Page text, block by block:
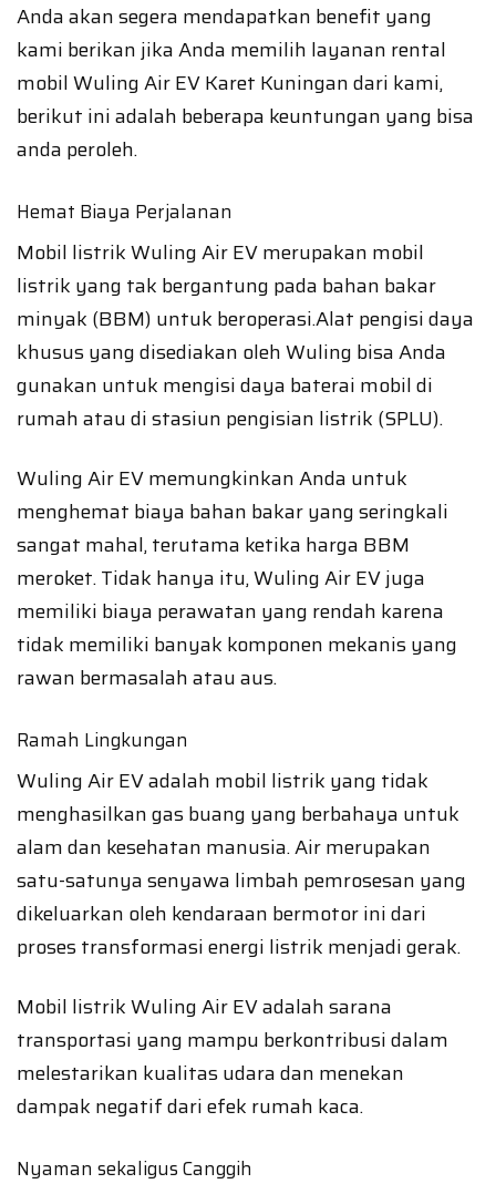
Anda akan segera mendapatkan benefit yang
kami berikan jika Anda memilih layanan rental
mobil Wuling Air EV Karet Kuningan dari kami,
berikut ini adalah beberapa keuntungan yang bisa
anda peroleh.
Hemat Biaya Perjalanan
Mobil listrik Wuling Air EV merupakan mobil
listrik yang tak bergantung pada bahan bakar
minyak (BBM) untuk beroperasi.Alat pengisi daya
khusus yang disediakan oleh Wuling bisa Anda
gunakan untuk mengisi daya baterai mobil di
rumah atau di stasiun pengisian listrik (SPLU).
Wuling Air EV memungkinkan Anda untuk
menghemat biaya bahan bakar yang seringkali
sangat mahal, terutama ketika harga BBM
meroket. Tidak hanya itu, Wuling Air EV juga
memiliki biaya perawatan yang rendah karena
tidak memiliki banyak komponen mekanis yang
rawan bermasalah atau aus.
Ramah Lingkungan
Wuling Air EV adalah mobil listrik yang tidak
menghasilkan gas buang yang berbahaya untuk
alam dan kesehatan manusia. Air merupakan
satu-satunya senyawa limbah pemrosesan yang
dikeluarkan oleh kendaraan bermotor ini dari
proses transformasi energi listrik menjadi gerak.
Mobil listrik Wuling Air EV adalah sarana
transportasi yang mampu berkontribusi dalam
melestarikan kualitas udara dan menekan
dampak negatif dari efek rumah kaca.
Nyaman sekaligus Canggih